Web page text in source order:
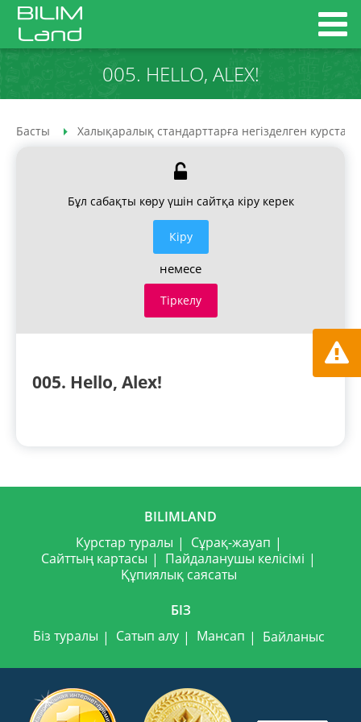
005. HELLO, ALEX!
Басты Халықаралық стандарттарға негізделген курстар
Бұл сабақты көру үшін сайтқа кіру керек
Кiру
немесе
Тіркелу
005. Hello, Alex!
BILIMLAND
Курстар туралы
Сұрақ-жауап
Сайттың картасы
Пайдаланушы келісімі
Құпиялық саясаты
БІЗ
Біз туралы
Сатып алу Мансап Байланыс